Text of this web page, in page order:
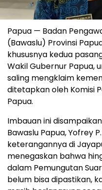
Papua — Badan
(Bawaslu) Provinsi
khususnya kedua
Wakil Gubernur Papua,
saling mengklaim
ditetapkan oleh Komisi
Papua.
Imbauan ini
Bawaslu Papua, Yofrey
keterangannya di
menegaskan bahwa
dalam Pemungutan
belum bisa dipastikan,